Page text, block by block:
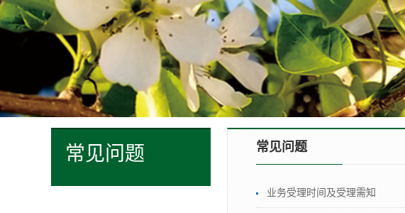
常见问题 常见问题
业务受理时间及受理需知